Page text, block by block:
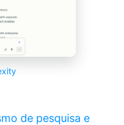
de pesquisa e